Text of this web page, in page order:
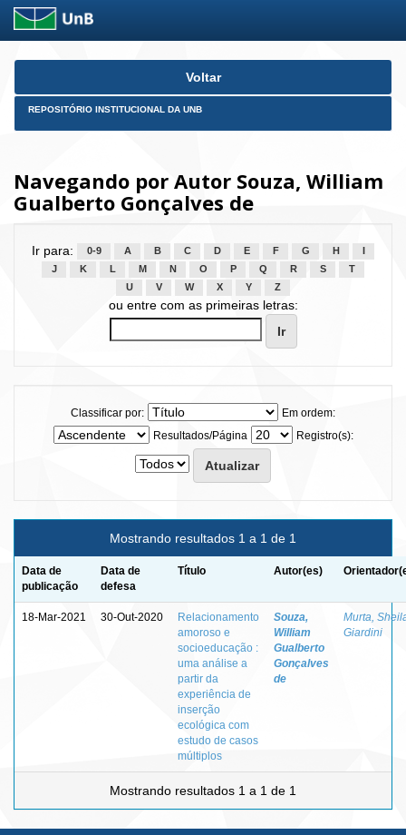
Skip
Voltar
REPOSITÓRIO INSTITUCIONAL DA UNB
Navegando por Autor Souza, William
Gualberto Gonçalves de
Ir para: 0-9 A B C D E F G H
J
K L M N O P Q R S
T
U
V W X Y Z
ou entre com as primeiras letras:
Classificar por:
Em ordem:
Resultados/Página
Registro(s):
Mostrando resultados 1 a 1 de 1
Data de
publicação
Data de
defesa
Título Autor(es)
18-Mar-2021 30-Out-2020
Relacionamento
amoroso e
socioeducação :
uma análise a
partir da
experiência de
inserção
ecológica com
estudo de casos
múltiplos
Souza,
William
Gualberto
Gonçalves
de
Murta,
Giardini
Mostrando resultados 1 a 1 de 1